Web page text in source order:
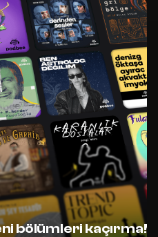
bölümleri kaçırma!